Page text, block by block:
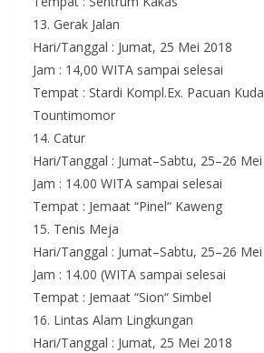
13. Gerak Jalan
Hari/Tanggal : Jumat, 25 Mei 2018
Jam : 14,00 WITA sampai selesai
Tempat : Stardi Kompl.Ex. Pacuan
Tountimomor
14. Catur
Hari/Tanggal : Jumat–Sabtu, 25–26
Jam : 14.00 WITA sampai selesai
Tempat : Jemaat “Pinel“ Kaweng
15. Tenis Meja
Hari/Tanggal : Jumat–Sabtu, 25–26
Jam : 14.00 (WITA sampai selesai
Tempat : Jemaat “Sion“ Simbel
16. Lintas Alam Lingkungan
Hari/Tanggal : Jumat, 25 Mei 2018